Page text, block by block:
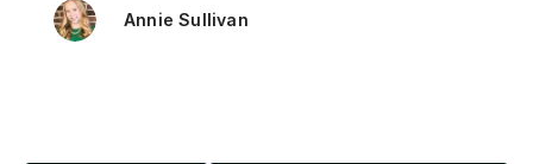
Annie Sullivan